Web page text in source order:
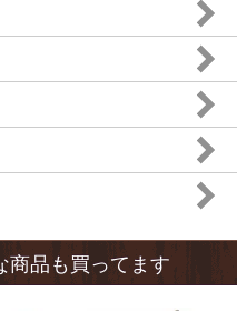
商品も買ってます